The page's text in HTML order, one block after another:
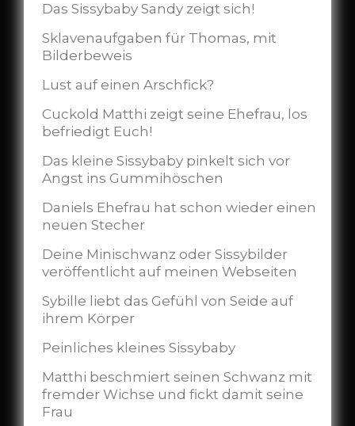
Das Sissybaby Sandy zeigt sich!
Sklavenaufgaben für Thomas, mit
Bilderbeweis
Lust auf einen Arschfick?
Cuckold Matthi zeigt seine Ehefrau, los
befriedigt Euch!
Das kleine Sissybaby pinkelt sich vor
Angst ins Gummihöschen
Daniels Ehefrau hat schon wieder einen
neuen Stecher
Deine Minischwanz oder Sissybilder
veröffentlicht auf meinen Webseiten
Sybille liebt das Gefühl von Seide auf
ihrem Körper
Peinliches kleines Sissybaby
Matthi beschmiert seinen Schwanz mit
fremder Wichse und fickt damit seine
Frau